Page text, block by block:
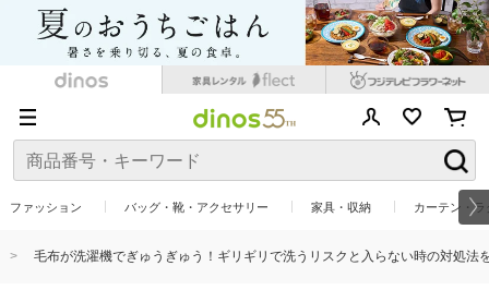
ファッション バッグ・靴・アクセサリー 家具・収納 カーテン・
毛布が洗濯機でぎゅうぎゅう！ギリギリで洗うリスクと入らない時の対処法